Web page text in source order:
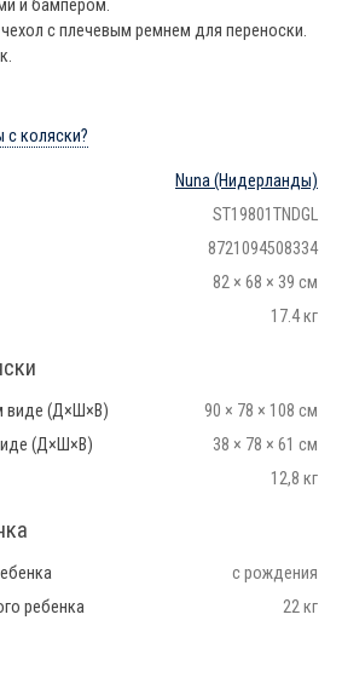
и бампером.
с плечевым ремнем для переноски.
коляски?
Nuna(Нидерланды)
ST19801TNDGL
8721094508334
82 × 68 × 39 см
17.4 кг
виде (Д×Ш×В)
90 × 78 × 108 см
(Д×Ш×В)
38 × 78 × 61 см
12,8 кг
с рождения
ребенка
22 кг